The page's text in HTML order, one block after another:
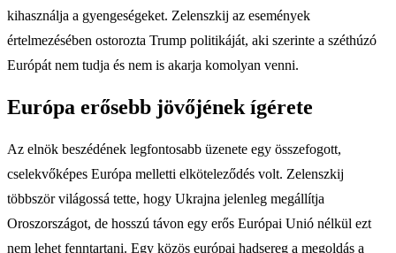
kihasználja a gyengeségeket. Zelenszkij az események
értelmezésében ostorozta Trump politikáját, aki szerinte a széthúzó
Európát nem tudja és nem is akarja komolyan venni.
Európa erősebb jövőjének ígérete
Az elnök beszédének legfontosabb üzenete egy összefogott,
cselekvőképes Európa melletti elköteleződés volt. Zelenszkij
többször világossá tette, hogy Ukrajna jelenleg megállítja
Oroszországot, de hosszú távon egy erős Európai Unió nélkül ezt
nem lehet fenntartani. Egy közös európai hadsereg a megoldás a